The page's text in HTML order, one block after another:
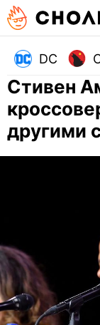
DC
Стивен
другими